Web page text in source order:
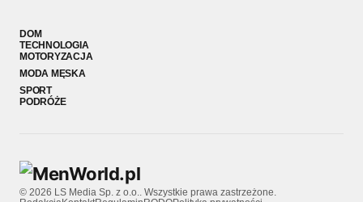
DOM
TECHNOLOGIA
MOTORYZACJA
MODA MĘSKA
SPORT
PODRÓŻE
© 2026 LS Media Sp. z o.o.. Wszystkie prawa zastrzeżone.